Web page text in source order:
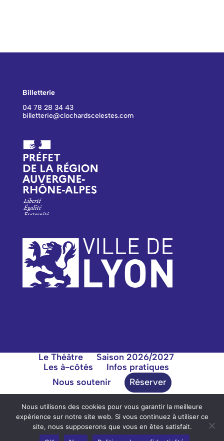
Billetterie
04 78 28 34 43
billetterie@clochardscelestes.com
Le Théâtre
Saison 2026/2027
Les à-côtés
Infos pratiques
Nous soutenir
Réserver
Théâtre des Clochards Célestes | 51 rue des Tables
Claudiennes 69001 Lyon| © 2020 |Mentions légales|
Nous utilisons des cookies pour vous garantir la meilleure
expérience sur notre site web. Si vous continuez à utiliser ce
site, nous supposerons que vous en êtes satisfait.